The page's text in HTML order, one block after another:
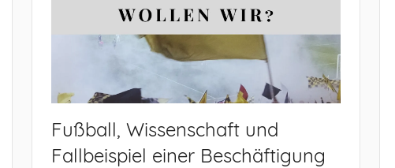
Fußball, Wissenschaft und
Fallbeispiel einer Beschäftigung